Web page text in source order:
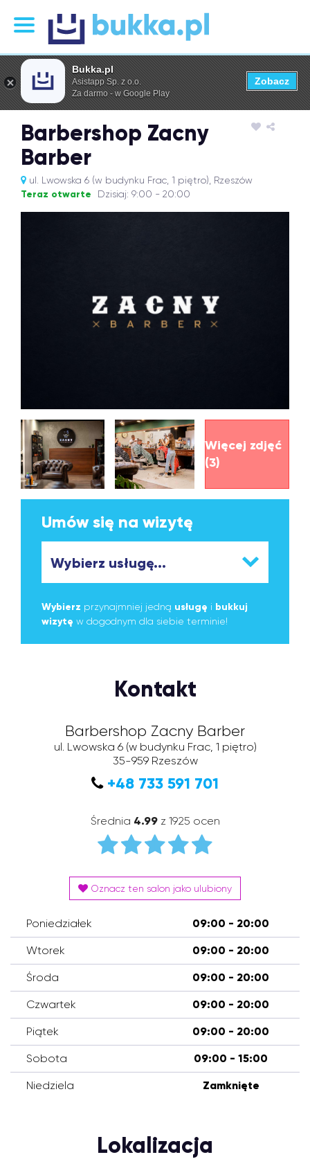
Barbershop Zacny
Barber
ul. Lwowska 6 (w budynku Frac, 1 piętro), Rzeszów
Teraz otwarte Dzisiaj: 9:00 - 20:00
Więcej zdjęć
(3)
Umów się na wizytę
Wybierz przynajmniej jedną usługę i bukkuj
wizytę w dogodnym dla siebie terminie!
Kontakt
Barbershop Zacny Barber
ul. Lwowska 6(w budynku Frac, 1 piętro)
35-959 Rzeszów
+48 733 591 701
Średnia 4.99z 1925 ocen
Oznacz ten salon jako ulubiony
Poniedziałek 09:00 - 20:00
Wtorek 09:00 - 20:00
Środa 09:00 - 20:00
Czwartek 09:00 - 20:00
Piątek 09:00 - 20:00
Sobota 09:00 - 15:00
Niedziela Zamknięte
Lokalizacja
Bukka.pl
Asistapp Sp. z o.o.
Za darmo - w Google Play
Zobacz